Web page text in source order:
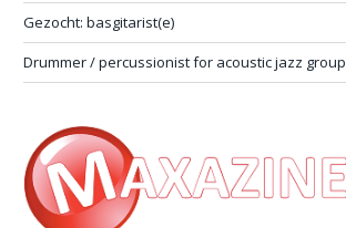
Gezocht: basgitarist(e)
Drummer / percussionist for acoustic jazz group